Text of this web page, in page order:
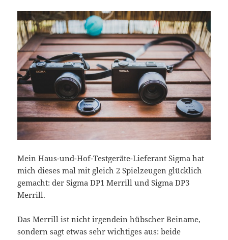
Mein Haus-und-Hof-Testgeräte-Lieferant Sigma hat
mich dieses mal mit gleich 2 Spielzeugen glücklich
gemacht: der Sigma DP1 Merrill und Sigma DP3
Merrill.
Das Merrill ist nicht irgendein hübscher Beiname,
sondern sagt etwas sehr wichtiges aus: beide